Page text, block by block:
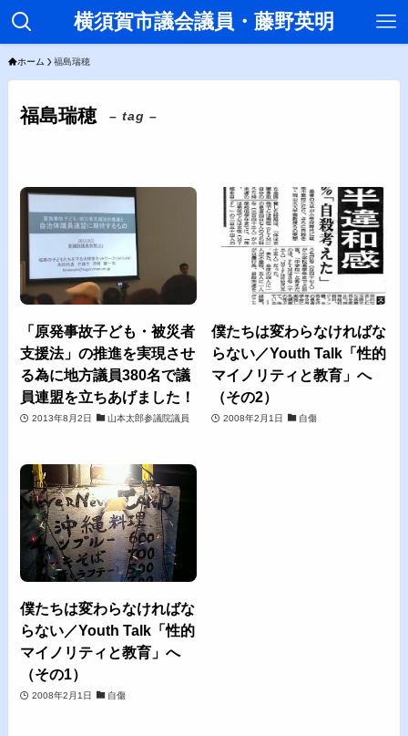
横須賀市議会議員・藤野英明
ホーム 福島瑞穂
福島瑞穂 – tag –
「原発事故子ども・被災者
支援法」の推進を実現させ
る為に地方議員380名で議
員連盟を立ちあげました！
2013年8月2日 山本太郎参議院議員
僕たちは変わらなければな
らない／Youth Talk「性的
マイノリティと教育」へ
（その2）
2008年2月1日 自傷
僕たちは変わらなければな
らない／Youth Talk「性的
マイノリティと教育」へ
（その1）
2008年2月1日 自傷